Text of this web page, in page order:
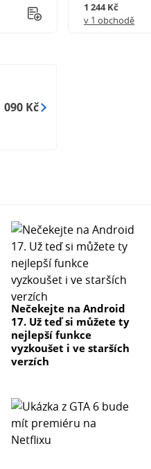
1 244 Kč
v 1 obchodě
090 Kč
Nečekejte na Android
17. Už teď si můžete ty
nejlepší funkce
vyzkoušet i ve starších
verzích